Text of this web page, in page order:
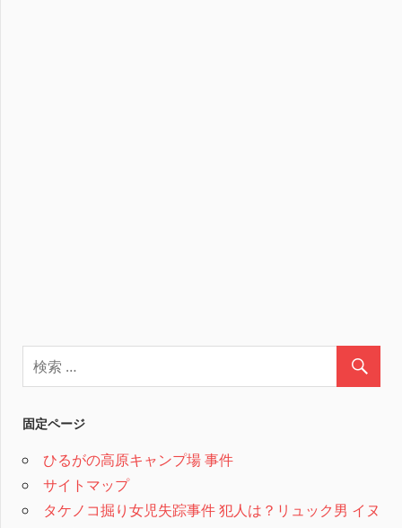
固定ページ
ひるがの高原キャンプ場 事件
サイトマップ
タケノコ掘り女児失踪事件 犯人は？リュック男 イヌ